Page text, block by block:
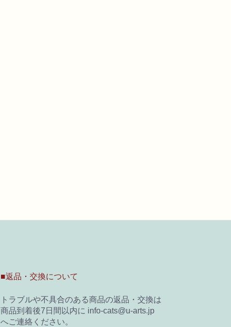
■返品・交換について
トラブルや不具合のある商品の返品・交換は
商品到着後7日間以内に info-cats@u-arts.jp
へご連絡ください。